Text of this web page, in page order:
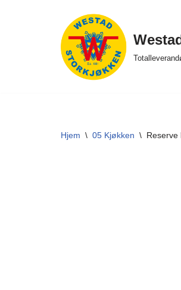
Hjem \ 05 Kjøkken \ Reserve